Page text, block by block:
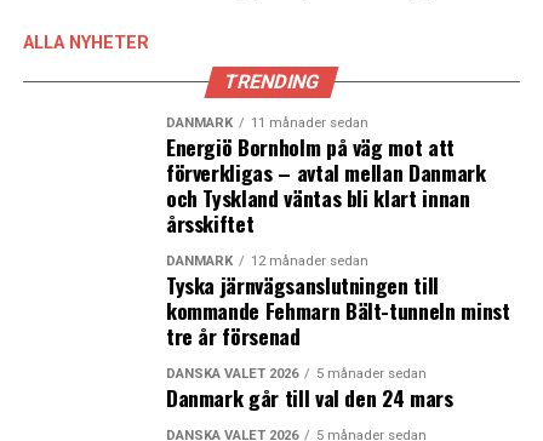
Vecka 15: 34 626 (-76%)
Vecka 16: 43 016 (-72%)
Källa: Øresundsbro Konsortiet
Grönland får över 120 miljoner kronor i ekonomiskt stöd
Tivoli och andra nöjesparker öppnar i maj trots
myndighetskritik
ALLA NYHETER
TRENDING
DANMARK 11 månader sedan
Energiö Bornholm på väg mot att
förverkligas – avtal mellan Danmark
och Tyskland väntas bli klart innan
årsskiftet
DANMARK 12 månader sedan
Tyska järnvägsanslutningen till
kommande Fehmarn Bält-tunneln minst
tre år försenad
DANSKA VALET 2026 5 månader sedan
Danmark går till val den 24 mars
DANSKA VALET 2026 5 månader sedan